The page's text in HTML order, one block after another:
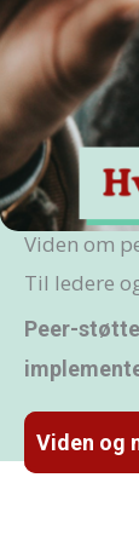
Viden om
Til ledere
Peer-
Viden og